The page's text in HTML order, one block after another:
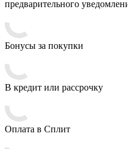
предварительного
Бонусы за покупки
В кредит или рассрочку
Оплата в Сплит